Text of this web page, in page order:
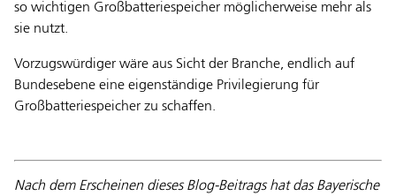
so wichtigen Großbatteriespeicher möglicherweise mehr als
sie nutzt.
Vorzugswürdiger wäre aus Sicht der Branche, endlich auf
Bundesebene eine eigenständige Privilegierung für
Großbatteriespeicher zu schaffen.
Nach dem Erscheinen dieses Blog-Beitrags hat das Bayerische